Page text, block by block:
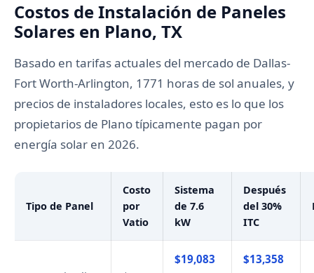
Costos de Instalación de Paneles
Solares en Plano, TX
Basado en tarifas actuales del mercado de Dallas-
Fort Worth-Arlington, 1771 horas de sol anuales, y
precios de instaladores locales, esto es lo que los
propietarios de Plano típicamente pagan por
energía solar en 2026.
Tipo de Panel
Costo
por
Vatio
Sistema
de 7.6
kW
Después
del 30%
ITC
$19,083
$13,358